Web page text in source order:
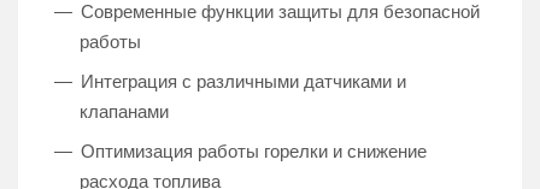
Современные функции защиты для безопасной
работы
Интеграция с различными датчиками и
клапанами
Оптимизация работы горелки и снижение
расхода топлива